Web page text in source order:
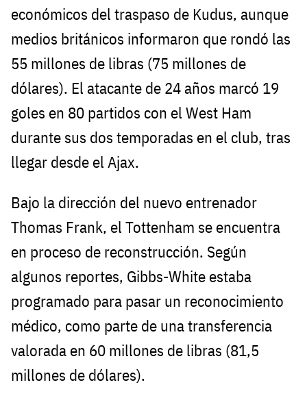
económicos del traspaso de Kudus, aunque
medios británicos informaron que rondó las
55 millones de libras (75 millones de
dólares). El atacante de 24 años marcó 19
goles en 80 partidos con el West Ham
durante sus dos temporadas en el club, tras
llegar desde el Ajax.
Bajo la dirección del nuevo entrenador
Thomas Frank, el Tottenham se encuentra
en proceso de reconstrucción. Según
algunos reportes, Gibbs-White estaba
programado para pasar un reconocimiento
médico, como parte de una transferencia
valorada en 60 millones de libras (81,5
millones de dólares).